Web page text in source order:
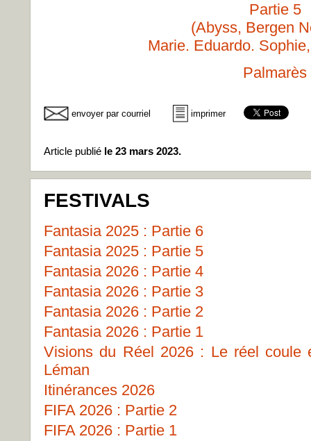
Partie 5
(Abyss, Bergen
Marie. Eduardo.
Palmarès
envoyer par courriel imprimer
Article publié le 23 mars 2023.
FESTIVALS
Fantasia 2025 : Partie 6
Fantasia 2025 : Partie 5
Fantasia 2026 : Partie 4
Fantasia 2026 : Partie 3
Fantasia 2026 : Partie 2
Fantasia 2026 : Partie 1
Visions du Réel 2026 : Le réel coule
Léman
Itinérances 2026
FIFA 2026 : Partie 2
FIFA 2026 : Partie 1